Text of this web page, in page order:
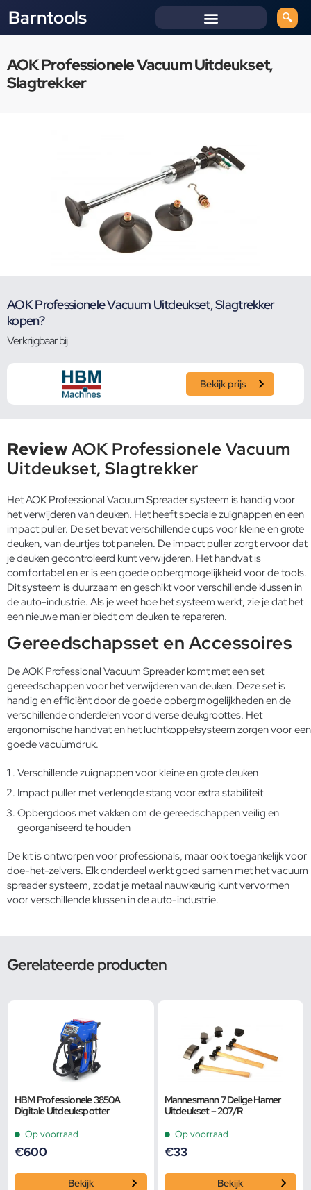
Barntools
AOK Professionele Vacuum Uitdeukset,
Slagtrekker
AOK Professionele Vacuum Uitdeukset, Slagtrekker
kopen?
Verkrijgbaar bij
Bekijk prijs
ReviewAOK Professionele Vacuum
Uitdeukset, Slagtrekker
Het AOK Professional Vacuum Spreader systeem is handig voor
het verwijderen van deuken. Het heeft speciale zuignappen en een
impact puller. De set bevat verschillende cups voor kleine en grote
deuken, van deurtjes tot panelen. De impact puller zorgt ervoor dat
je deuken gecontroleerd kunt verwijderen. Het handvat is
comfortabel en er is een goede opbergmogelijkheid voor de tools.
Dit systeem is duurzaam en geschikt voor verschillende klussen in
de auto-industrie. Als je weet hoe het systeem werkt, zie je dat het
een nieuwe manier biedt om deuken te repareren.
Gereedschapsset en Accessoires
De AOK Professional Vacuum Spreader komt met een set
gereedschappen voor het verwijderen van deuken. Deze set is
handig en efficiënt door de goede opbergmogelijkheden en de
verschillende onderdelen voor diverse deukgroottes. Het
ergonomische handvat en het luchtkoppelsysteem zorgen voor een
goede vacuümdruk.
Verschillende zuignappen voor kleine en grote deuken
Impact puller met verlengde stang voor extra stabiliteit
Opbergdoos met vakken om de gereedschappen veilig en
georganiseerd te houden
De kit is ontworpen voor professionals, maar ook toegankelijk voor
doe-het-zelvers. Elk onderdeel werkt goed samen met het vacuum
spreader systeem, zodat je metaal nauwkeurig kunt vervormen
voor verschillende klussen in de auto-industrie.
Gerelateerde producten
HBM Professionele 3850A
Digitale Uitdeukspotter
Op voorraad
€600
Bekijk
Mannesmann 7 Delige Hamer
Uitdeukset – 207/R
Op voorraad
€33
Bekijk